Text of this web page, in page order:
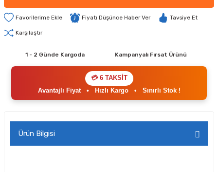
Fiyatı Düşünce Haber Ver Tavsiye Et
Karşılaştır
1 - 2 Günde Kargoda Kampanyalı Fırsat Ürünü
💳 6 TAKSİT
Avantajlı Fiyat• Hızlı Kargo• Sınırlı Stok !
Ürün Bilgisi